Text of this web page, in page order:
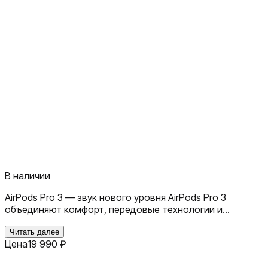
В наличии
AirPods Pro 3 — звук нового уровня AirPods Pro 3
объединяют комфорт, передовые технологии и
шумоподавлением (ANC) они погружают в музыку,
блокируя внешние шумы, а режим Transparency
Читать далее
Цена19 990 ₽